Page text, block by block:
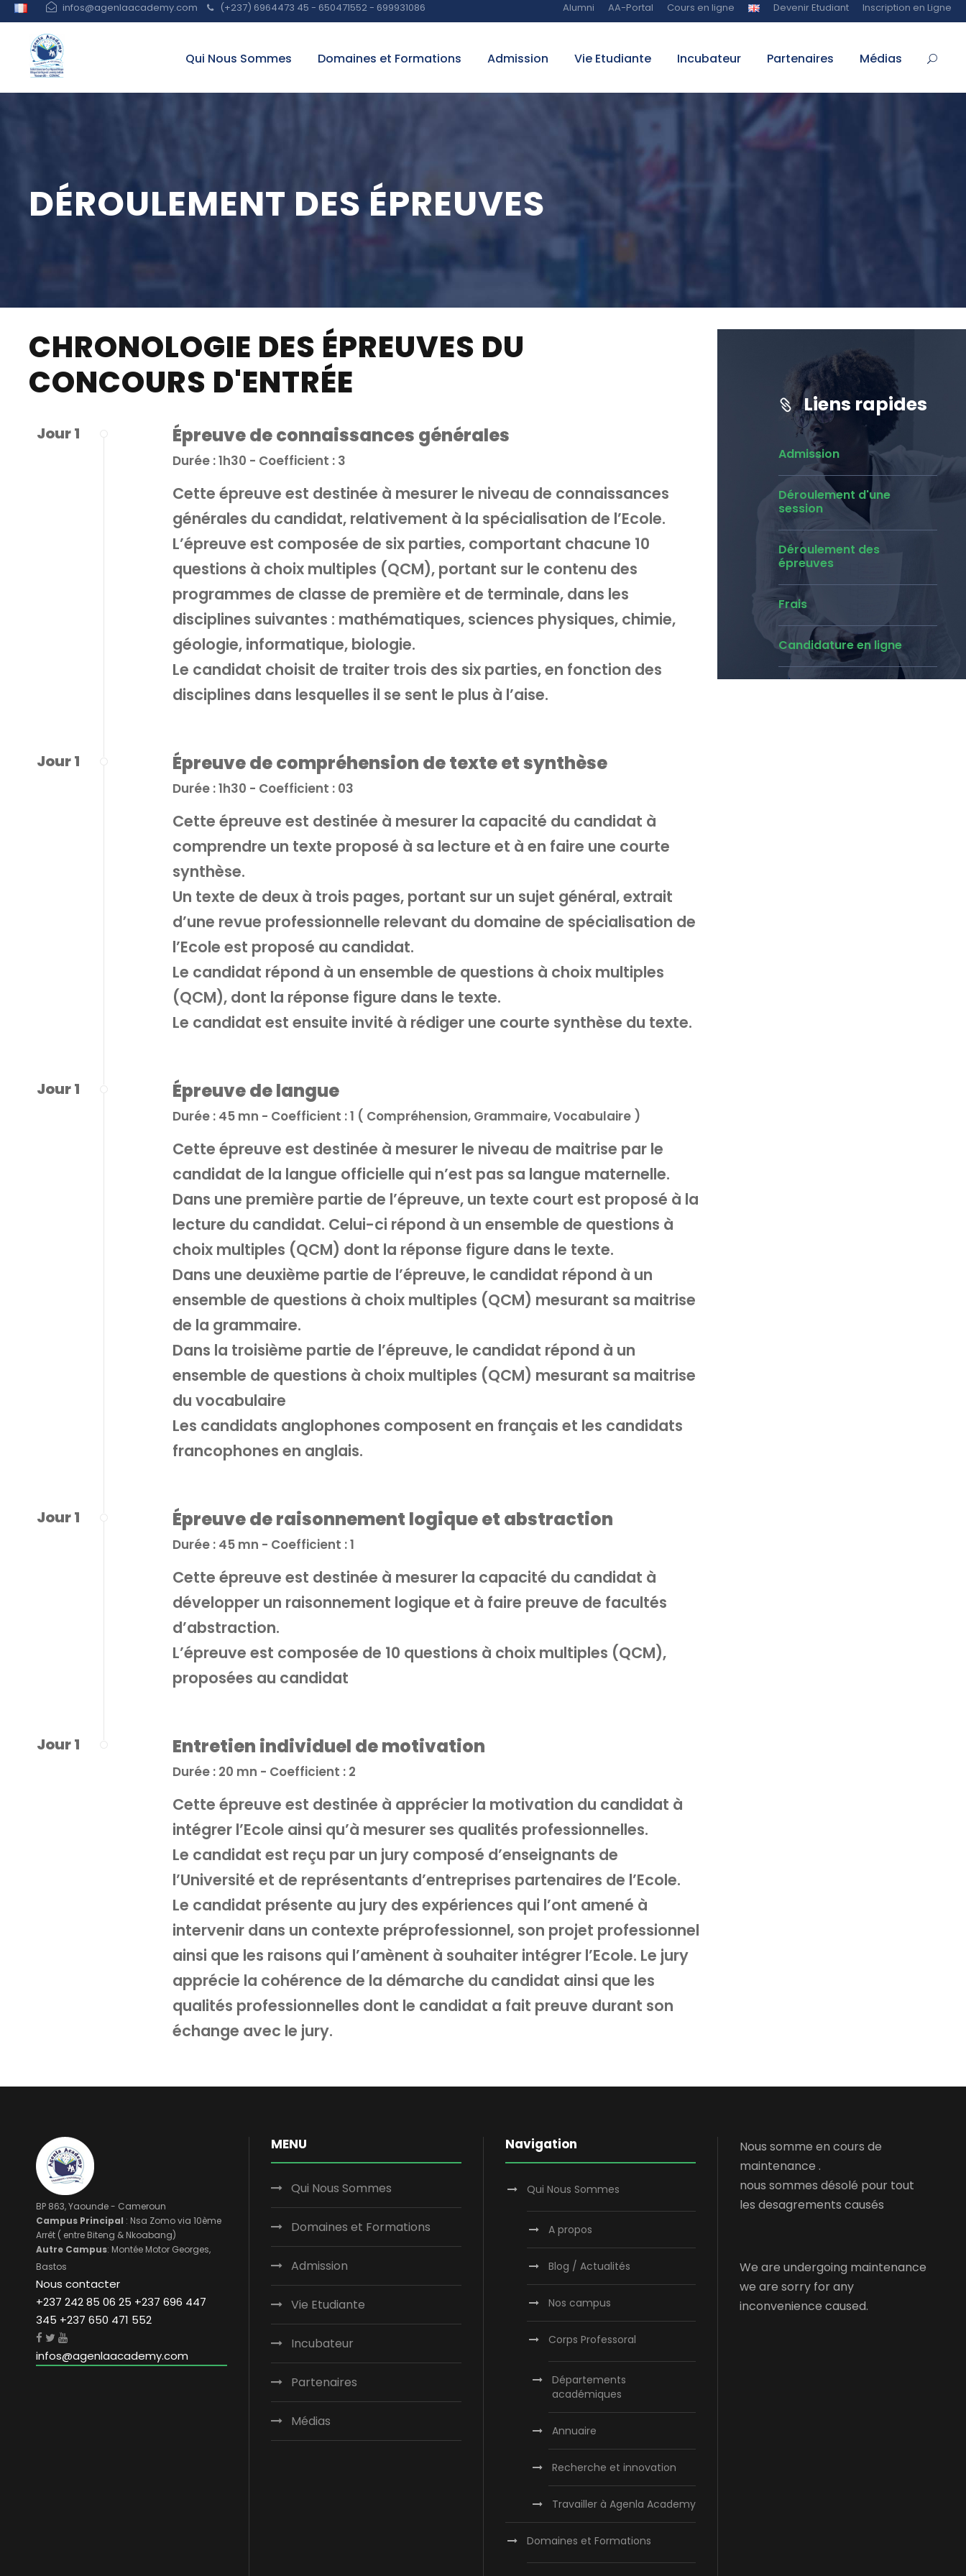
infos@agenlaacademy.com (+237) 6964473 45 - 650471552 - 699931086 Alumni AA-Portal Cours en ligne Devenir Etudiant Inscription en Ligne
Qui Nous Sommes Domaines et Formations Admission Vie Etudiante Incubateur Partenaires Médias
DÉROULEMENT DES ÉPREUVES
CHRONOLOGIE DES ÉPREUVES DU
CONCOURS D'ENTRÉE
Jour 1 Épreuve de connaissances générales
Durée : 1h30 - Coefficient : 3
Cette épreuve est destinée à mesurer le niveau de connaissances
générales du candidat, relativement à la spécialisation de l’Ecole.
L’épreuve est composée de six parties, comportant chacune 10
questions à choix multiples (QCM), portant sur le contenu des
programmes de classe de première et de terminale, dans les
disciplines suivantes : mathématiques, sciences physiques, chimie,
géologie, informatique, biologie.
Le candidat choisit de traiter trois des six parties, en fonction des
disciplines dans lesquelles il se sent le plus à l’aise.
Jour 1 Épreuve de compréhension de texte et synthèse
Durée : 1h30 - Coefficient : 03
Cette épreuve est destinée à mesurer la capacité du candidat à
comprendre un texte proposé à sa lecture et à en faire une courte
synthèse.
Un texte de deux à trois pages, portant sur un sujet général, extrait
d’une revue professionnelle relevant du domaine de spécialisation de
l’Ecole est proposé au candidat.
Le candidat répond à un ensemble de questions à choix multiples
(QCM), dont la réponse figure dans le texte.
Le candidat est ensuite invité à rédiger une courte synthèse du texte.
Jour 1 Épreuve de langue
Durée : 45 mn - Coefficient : 1 ( Compréhension, Grammaire, Vocabulaire )
Cette épreuve est destinée à mesurer le niveau de maitrise par le
candidat de la langue officielle qui n’est pas sa langue maternelle.
Dans une première partie de l’épreuve, un texte court est proposé à la
lecture du candidat. Celui-ci répond à un ensemble de questions à
choix multiples (QCM) dont la réponse figure dans le texte.
Dans une deuxième partie de l’épreuve, le candidat répond à un
ensemble de questions à choix multiples (QCM) mesurant sa maitrise
de la grammaire.
Dans la troisième partie de l’épreuve, le candidat répond à un
ensemble de questions à choix multiples (QCM) mesurant sa maitrise
du vocabulaire
Les candidats anglophones composent en français et les candidats
francophones en anglais.
Jour 1 Épreuve de raisonnement logique et abstraction
Durée : 45 mn - Coefficient : 1
Cette épreuve est destinée à mesurer la capacité du candidat à
développer un raisonnement logique et à faire preuve de facultés
d’abstraction.
L’épreuve est composée de 10 questions à choix multiples (QCM),
proposées au candidat
Jour 1 Entretien individuel de motivation
Durée : 20 mn - Coefficient : 2
Cette épreuve est destinée à apprécier la motivation du candidat à
intégrer l’Ecole ainsi qu’à mesurer ses qualités professionnelles.
Le candidat est reçu par un jury composé d’enseignants de
l’Université et de représentants d’entreprises partenaires de l’Ecole.
Le candidat présente au jury des expériences qui l’ont amené à
intervenir dans un contexte préprofessionnel, son projet professionnel
ainsi que les raisons qui l’amènent à souhaiter intégrer l’Ecole. Le jury
apprécie la cohérence de la démarche du candidat ainsi que les
qualités professionnelles dont le candidat a fait preuve durant son
échange avec le jury.
Liens rapides
Admission
Déroulement d'une
session
Déroulement des
épreuves
Frais
Candidature en ligne
BP 863, Yaounde - Cameroun
Campus Principal : Nsa Zomo via 10ème
Arrêt ( entre Biteng & Nkoabang)
Autre Campus: Montée Motor Georges,
Bastos
Nous contacter
+237 242 85 06 25 +237 696 447
345 +237 650 471 552
infos@agenlaacademy.com
MENU
Qui Nous Sommes
Domaines et Formations
Admission
Vie Etudiante
Incubateur
Partenaires
Médias
Navigation
Qui Nous Sommes
A propos
Blog / Actualités
Nos campus
Corps Professoral
Départements
académiques
Annuaire
Recherche et innovation
Travailler à Agenla Academy
Domaines et Formations
Nous somme en cours de
maintenance .
nous sommes désolé pour tout
les desagrements causés
We are undergoing maintenance
we are sorry for any
inconvenience caused.